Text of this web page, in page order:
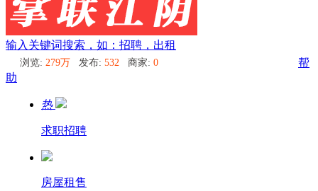
输入关键词搜索，如：招聘，出租
浏览: 279万 发布: 532 商家: 0
帮
助
热
求职招聘
房屋租售